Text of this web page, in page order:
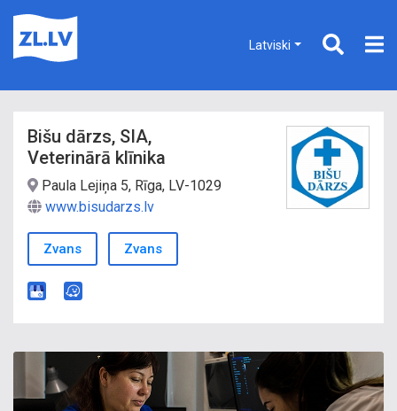
Latviski
Bišu dārzs, SIA,
Veterinārā klīnika
Paula Lejiņa 5, Rīga, LV-1029
www.bisudarzs.lv
Zvans Zvans